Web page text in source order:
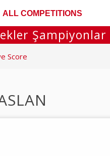
ALL COMPETITIONS
Şampiyonlar
Score